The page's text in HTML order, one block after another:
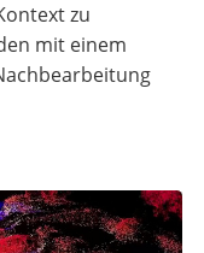
zu
mit einem